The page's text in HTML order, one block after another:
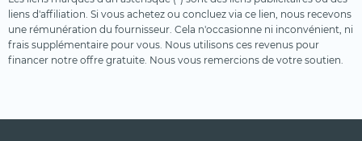
liens d'affiliation. Si vous achetez ou concluez via ce lien, nous recevons
une rémunération du fournisseur. Cela n'occasionne ni inconvénient, ni
frais supplémentaire pour vous. Nous utilisons ces revenus pour
financer notre offre gratuite. Nous vous remercions de votre soutien.